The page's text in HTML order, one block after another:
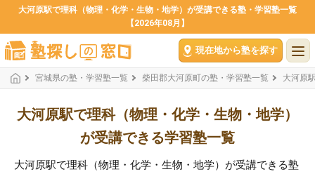
大河原駅で理科（物理・化学・生物・地学）が受講できる塾・学習塾一覧
【2026年08月】
現在地から塾を探す
宮城県の塾・学習塾一覧 柴田郡大河原町の塾・学習塾一覧 大河原
大河原駅で理科（物理・化学・生物・地学）
が受講できる学習塾一覧
大河原駅で理科（物理・化学・生物・地学）が受講できる塾